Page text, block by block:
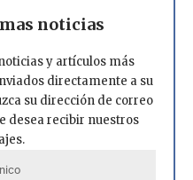
noticias
y artículos más
directamente a su
su dirección de correo
desea recibir nuestros